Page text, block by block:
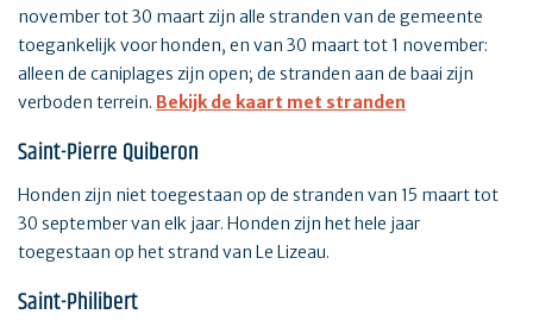
november tot 30 maart zijn alle stranden van de gemeente
toegankelijk voor honden, en van 30 maart tot 1 november:
alleen de caniplages zijn open; de stranden aan de baai zijn
verboden terrein. Bekijk de kaart met stranden
Saint-Pierre Quiberon
Honden zijn niet toegestaan op de stranden van 15 maart tot
30 september van elk jaar. Honden zijn het hele jaar
toegestaan op het strand van Le Lizeau.
Saint-Philibert